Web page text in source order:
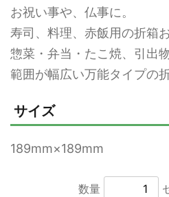
お祝い事や、仏事に。
寿司、料理、赤飯用の折箱
惣菜・弁当・たこ焼、引出
範囲が幅広い万能タイプの折
サイズ
189mm×189mm
数量